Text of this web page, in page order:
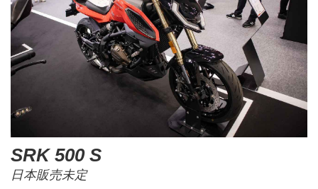
SRK 500 S
日本販売未定